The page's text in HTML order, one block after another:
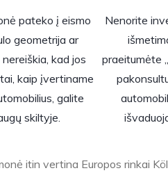
pateko į eismo
geometrija ar
kad jos
kaip įvertiname
galite
skiltyje.
Nenorite
praeitumėte
itin vertina Europos rinkai